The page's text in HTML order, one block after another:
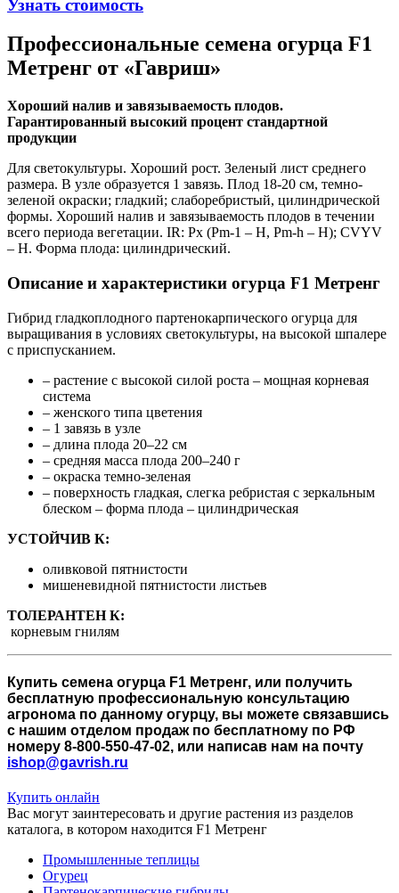
Узнать стоимость
Профессиональные семена огурца F1
Метренг от «Гавриш»
Хороший налив и завязываемость плодов.
Гарантированный высокий процент стандартной
продукции
Для светокультуры. Хороший рост. Зеленый лист среднего
размера. В узле образуется 1 завязь. Плод 18-20 см, темно-
зеленой окраски; гладкий; слаборебристый, цилиндрической
формы. Хороший налив и завязываемость плодов в течении
всего периода вегетации. IR: Px (Pm-1 – H, Pm-h – Н); CVYV
– Н. Форма плода: цилиндрический.
Описание и характеристики огурца F1 Метренг
Гибрид гладкоплодного партенокарпического огурца для
выращивания в условиях светокультуры, на высокой шпалере
с приспусканием.
– растение с высокой силой роста – мощная корневая
система
– женского типа цветения
– 1 завязь в узле
– длина плода 20–22 см
– средняя масса плода 200–240 г
– окраска темно-зеленая
– поверхность гладкая, слегка ребристая с зеркальным
блеском – форма плода – цилиндрическая
УСТОЙЧИВ К:
оливковой пятнистости
мишеневидной пятнистости листьев
ТОЛЕРАНТЕН К:
корневым гнилям
Купить семена огурца F1 Метренг, или получить
бесплатную профессиональную консультацию
агронома по данному огурцу, вы можете связавшись
с нашим отделом продаж по бесплатному по РФ
номеру 8-800-550-47-02, или написав нам на почту
ishop@gavrish.ru
Купить онлайн
Вас могут заинтересовать и другие растения из разделов
каталога, в котором находится F1 Метренг
Промышленные теплицы
Огурец